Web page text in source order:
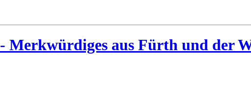
- Merkwürdiges aus Fürth und der